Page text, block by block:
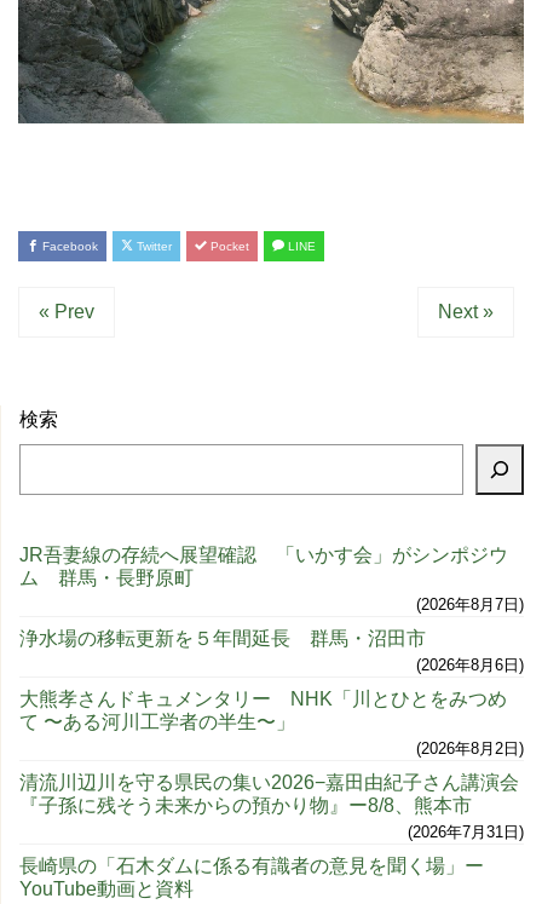
Facebook Twitter Pocket LINE
« Prev Next »
検索
JR吾妻線の存続へ展望確認 「いかす会」がシンポジウ
ム 群馬・長野原町
2026年8月7日
浄水場の移転更新を５年間延長 群馬・沼田市
2026年8月6日
大熊孝さんドキュメンタリー NHK「川とひとをみつめ
て 〜ある河川工学者の半生〜」
2026年8月2日
清流川辺川を守る県民の集い2026−嘉田由紀子さん講演会
『子孫に残そう未来からの預かり物』ー8/8、熊本市
2026年7月31日
長崎県の「石木ダムに係る有識者の意見を聞く場」ー
YouTube動画と資料